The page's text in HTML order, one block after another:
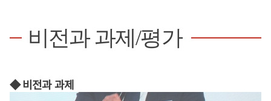
비전과 과제/평가
◆ 비전과 과제